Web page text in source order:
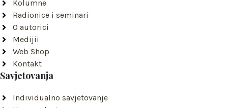
o
o
k
-
f
g
r
a
e
Kolumne
Radionice i seminari
O autorici
Medijii
Web Shop
Kontakt
Savjetovanja
Individualno savjetovanje